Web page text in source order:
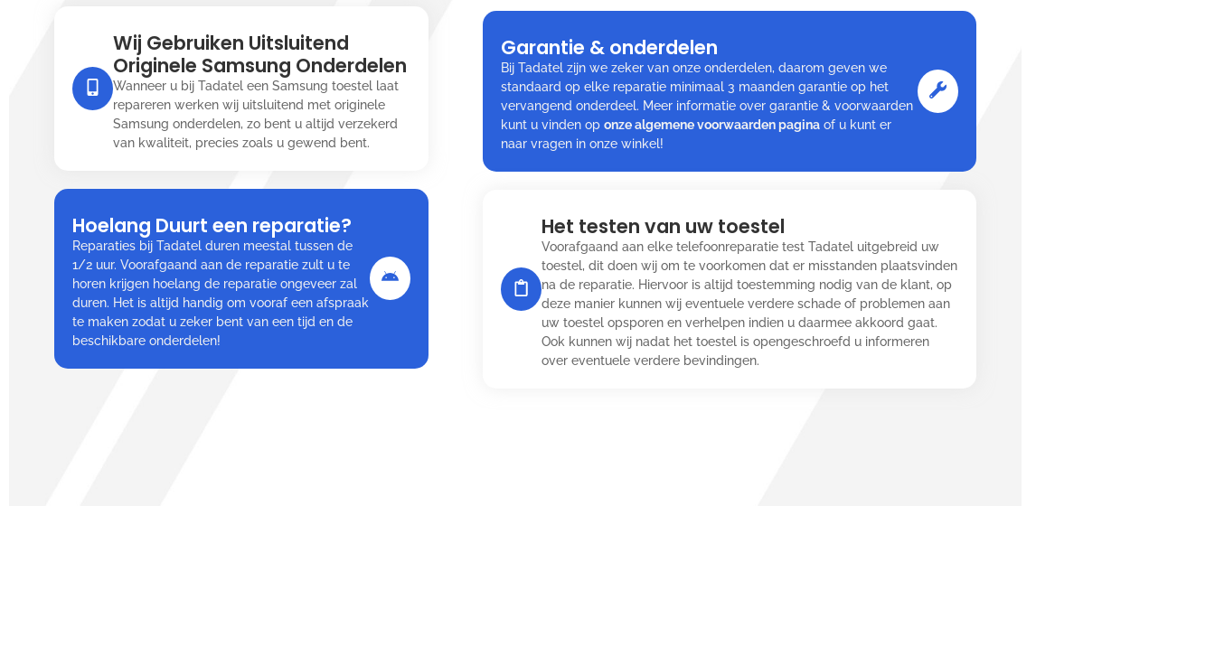
Wij Gebruiken Uitsluitend
Originele Samsung Onderdelen
Wanneer u bij Tadatel een Samsung toestel laat
repareren werken wij uitsluitend met originele
Samsung onderdelen, zo bent u altijd verzekerd
van kwaliteit, precies zoals u gewend bent.
Hoelang Duurt een reparatie?
Reparaties bij Tadatel duren meestal tussen de
1/2 uur. Voorafgaand aan de reparatie zult u te
horen krijgen hoelang de reparatie ongeveer zal
duren. Het is altijd handig om vooraf een afspraak
te maken zodat u zeker bent van een tijd en de
beschikbare onderdelen!
Garantie & onderdelen
Bij Tadatel zijn we zeker van onze onderdelen, daarom geven we
standaard op elke reparatie minimaal 3 maanden garantie op het
vervangend onderdeel. Meer informatie over garantie & voorwaarden
kunt u vinden op onze algemene voorwaarden paginaof u kunt er
naar vragen in onze winkel!
Het testen van uw toestel
Voorafgaand aan elke telefoonreparatie test Tadatel uitgebreid uw
toestel, dit doen wij om te voorkomen dat er misstanden plaatsvinden
na de reparatie. Hiervoor is altijd toestemming nodig van de klant, op
deze manier kunnen wij eventuele verdere schade of problemen aan
uw toestel opsporen en verhelpen indien u daarmee akkoord gaat.
Ook kunnen wij nadat het toestel is opengeschroefd u informeren
over eventuele verdere bevindingen.